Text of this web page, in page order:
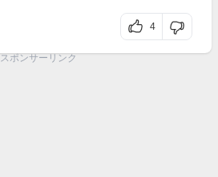
4
スポンサーリンク